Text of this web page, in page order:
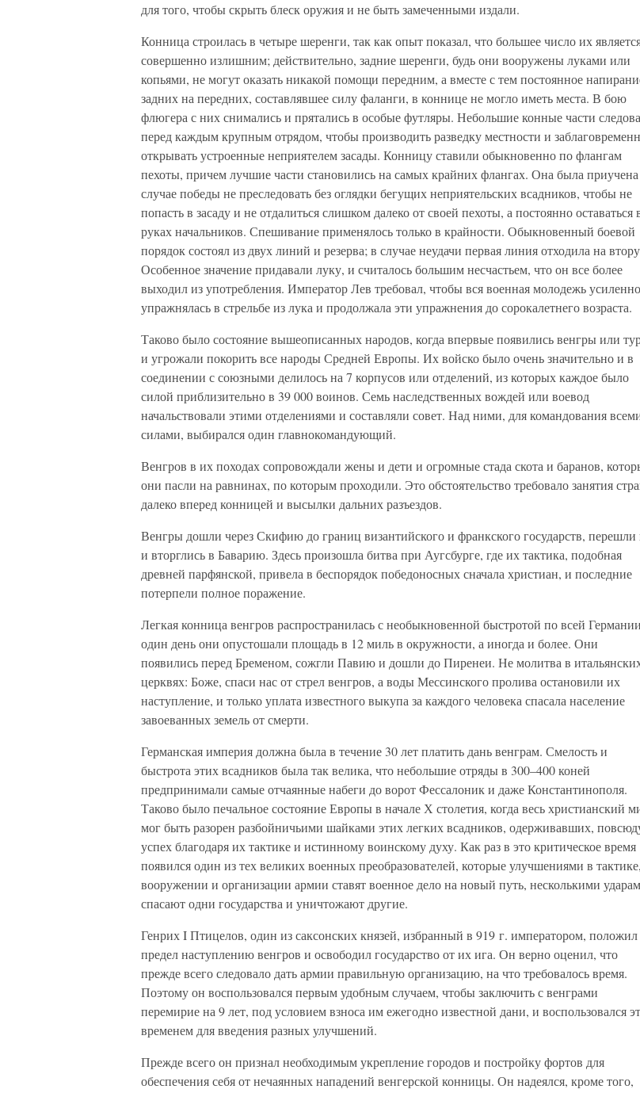
для того, чтобы скрыть блеск оружия и не быть замеченными издали.
Конница строилась в четыре шеренги, так как опыт показал, что большее число их
совершенно излишним; действительно, задние шеренги, будь они вооружены луками или
копьями, не могут оказать никакой помощи передним, а вместе с тем постоянное
задних на передних, составлявшее силу фаланги, в коннице не могло иметь места. В бою
флюгера с них снимались и прятались в особые футляры. Небольшие конные части
перед каждым крупным отрядом, чтобы производить разведку местности и
открывать устроенные неприятелем засады. Конницу ставили обыкновенно по флангам
пехоты, причем лучшие части становились на самых крайних флангах. Она была
случае победы не преследовать без оглядки бегущих неприятельских всадников, чтобы не
попасть в засаду и не отдалиться слишком далеко от своей пехоты, а постоянно оставаться
руках начальников. Спешивание применялось только в крайности. Обыкновенный боевой
порядок состоял из двух линий и резерва; в случае неудачи первая линия отходила на
Особенное значение придавали луку, и считалось большим несчастьем, что он все более
выходил из употребления. Император Лев требовал, чтобы вся военная молодежь усиленно
упражнялась в стрельбе из лука и продолжала эти упражнения до сорокалетнего возраста.
Таково было состояние вышеописанных народов, когда впервые появились венгры или
и угрожали покорить все народы Средней Европы. Их войско было очень значительно и в
соединении с союзными делилось на 7 корпусов или отделений, из которых каждое было
силой приблизительно в 39 000 воинов. Семь наследственных вождей или воевод
начальствовали этими отделениями и составляли совет. Над ними, для командования
силами, выбирался один главнокомандующий.
Венгров в их походах сопровождали жены и дети и огромные стада скота и баранов,
они пасли на равнинах, по которым проходили. Это обстоятельство требовало занятия
далеко вперед конницей и высылки дальних разъездов.
Венгры дошли через Скифию до границ византийского и франкского государств, перешли
и вторглись в Баварию. Здесь произошла битва при Аугсбурге, где их тактика, подобная
древней парфянской, привела в беспорядок победоносных сначала христиан, и последние
потерпели полное поражение.
Легкая конница венгров распространилась с необыкновенной быстротой по всей
один день они опустошали площадь в 12 миль в окружности, а иногда и более. Они
появились перед Бременом, сожгли Павию и дошли до Пиренеи. Не молитва в
церквях: Боже, спаси нас от стрел венгров, а воды Мессинского пролива остановили их
наступление, и только уплата известного выкупа за каждого человека спасала население
завоеванных земель от смерти.
Германская империя должна была в течение 30 лет платить дань венграм. Смелость и
быстрота этих всадников была так велика, что небольшие отряды в 300–400 коней
предпринимали самые отчаянные набеги до ворот Фессалоник и даже Константинополя.
Таково было печальное состояние Европы в начале Х столетия, когда весь христианский
мог быть разорен разбойничьими шайками этих легких всадников, одерживавших,
успех благодаря их тактике и истинному воинскому духу. Как раз в это критическое время
появился один из тех великих военных преобразователей, которые улучшениями в тактике,
вооружении и организации армии ставят военное дело на новый путь, несколькими
спасают одни государства и уничтожают другие.
Генрих I Птицелов, один из саксонских князей, избранный в 919 г. императором, положил
предел наступлению венгров и освободил государство от их ига. Он верно оценил, что
прежде всего следовало дать армии правильную организацию, на что требовалось время.
Поэтому он воспользовался первым удобным случаем, чтобы заключить с венграми
перемирие на 9 лет, под условием взноса им ежегодно известной дани, и воспользовался
временем для введения разных улучшений.
Прежде всего он признал необходимым укрепление городов и постройку фортов для
обеспечения себя от нечаянных нападений венгерской конницы. Он надеялся, кроме того,